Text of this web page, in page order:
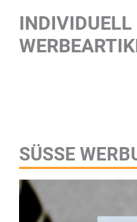
INDIVIDUELL
SÜSSE